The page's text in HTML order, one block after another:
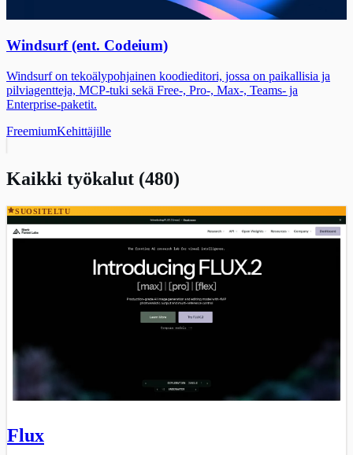
Windsurf (ent. Codeium)
Windsurf on tekoälypohjainen koodieditori, jossa on paikallisia ja
pilviagentteja, MCP-tuki sekä Free-, Pro-, Max-, Teams- ja
Enterprise-paketit.
FreemiumKehittäjille
Kaikki työkalut (480)
SUOSITELTU
Flux